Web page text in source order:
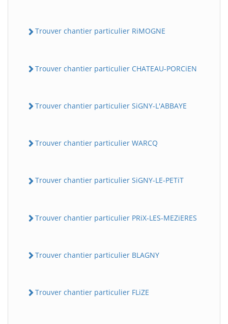
Trouver chantier particulier RiMOGNE
Trouver chantier particulier CHATEAU-PORCiEN
Trouver chantier particulier SiGNY-L'ABBAYE
Trouver chantier particulier WARCQ
Trouver chantier particulier SiGNY-LE-PETiT
Trouver chantier particulier PRiX-LES-MEZiERES
Trouver chantier particulier BLAGNY
Trouver chantier particulier FLiZE